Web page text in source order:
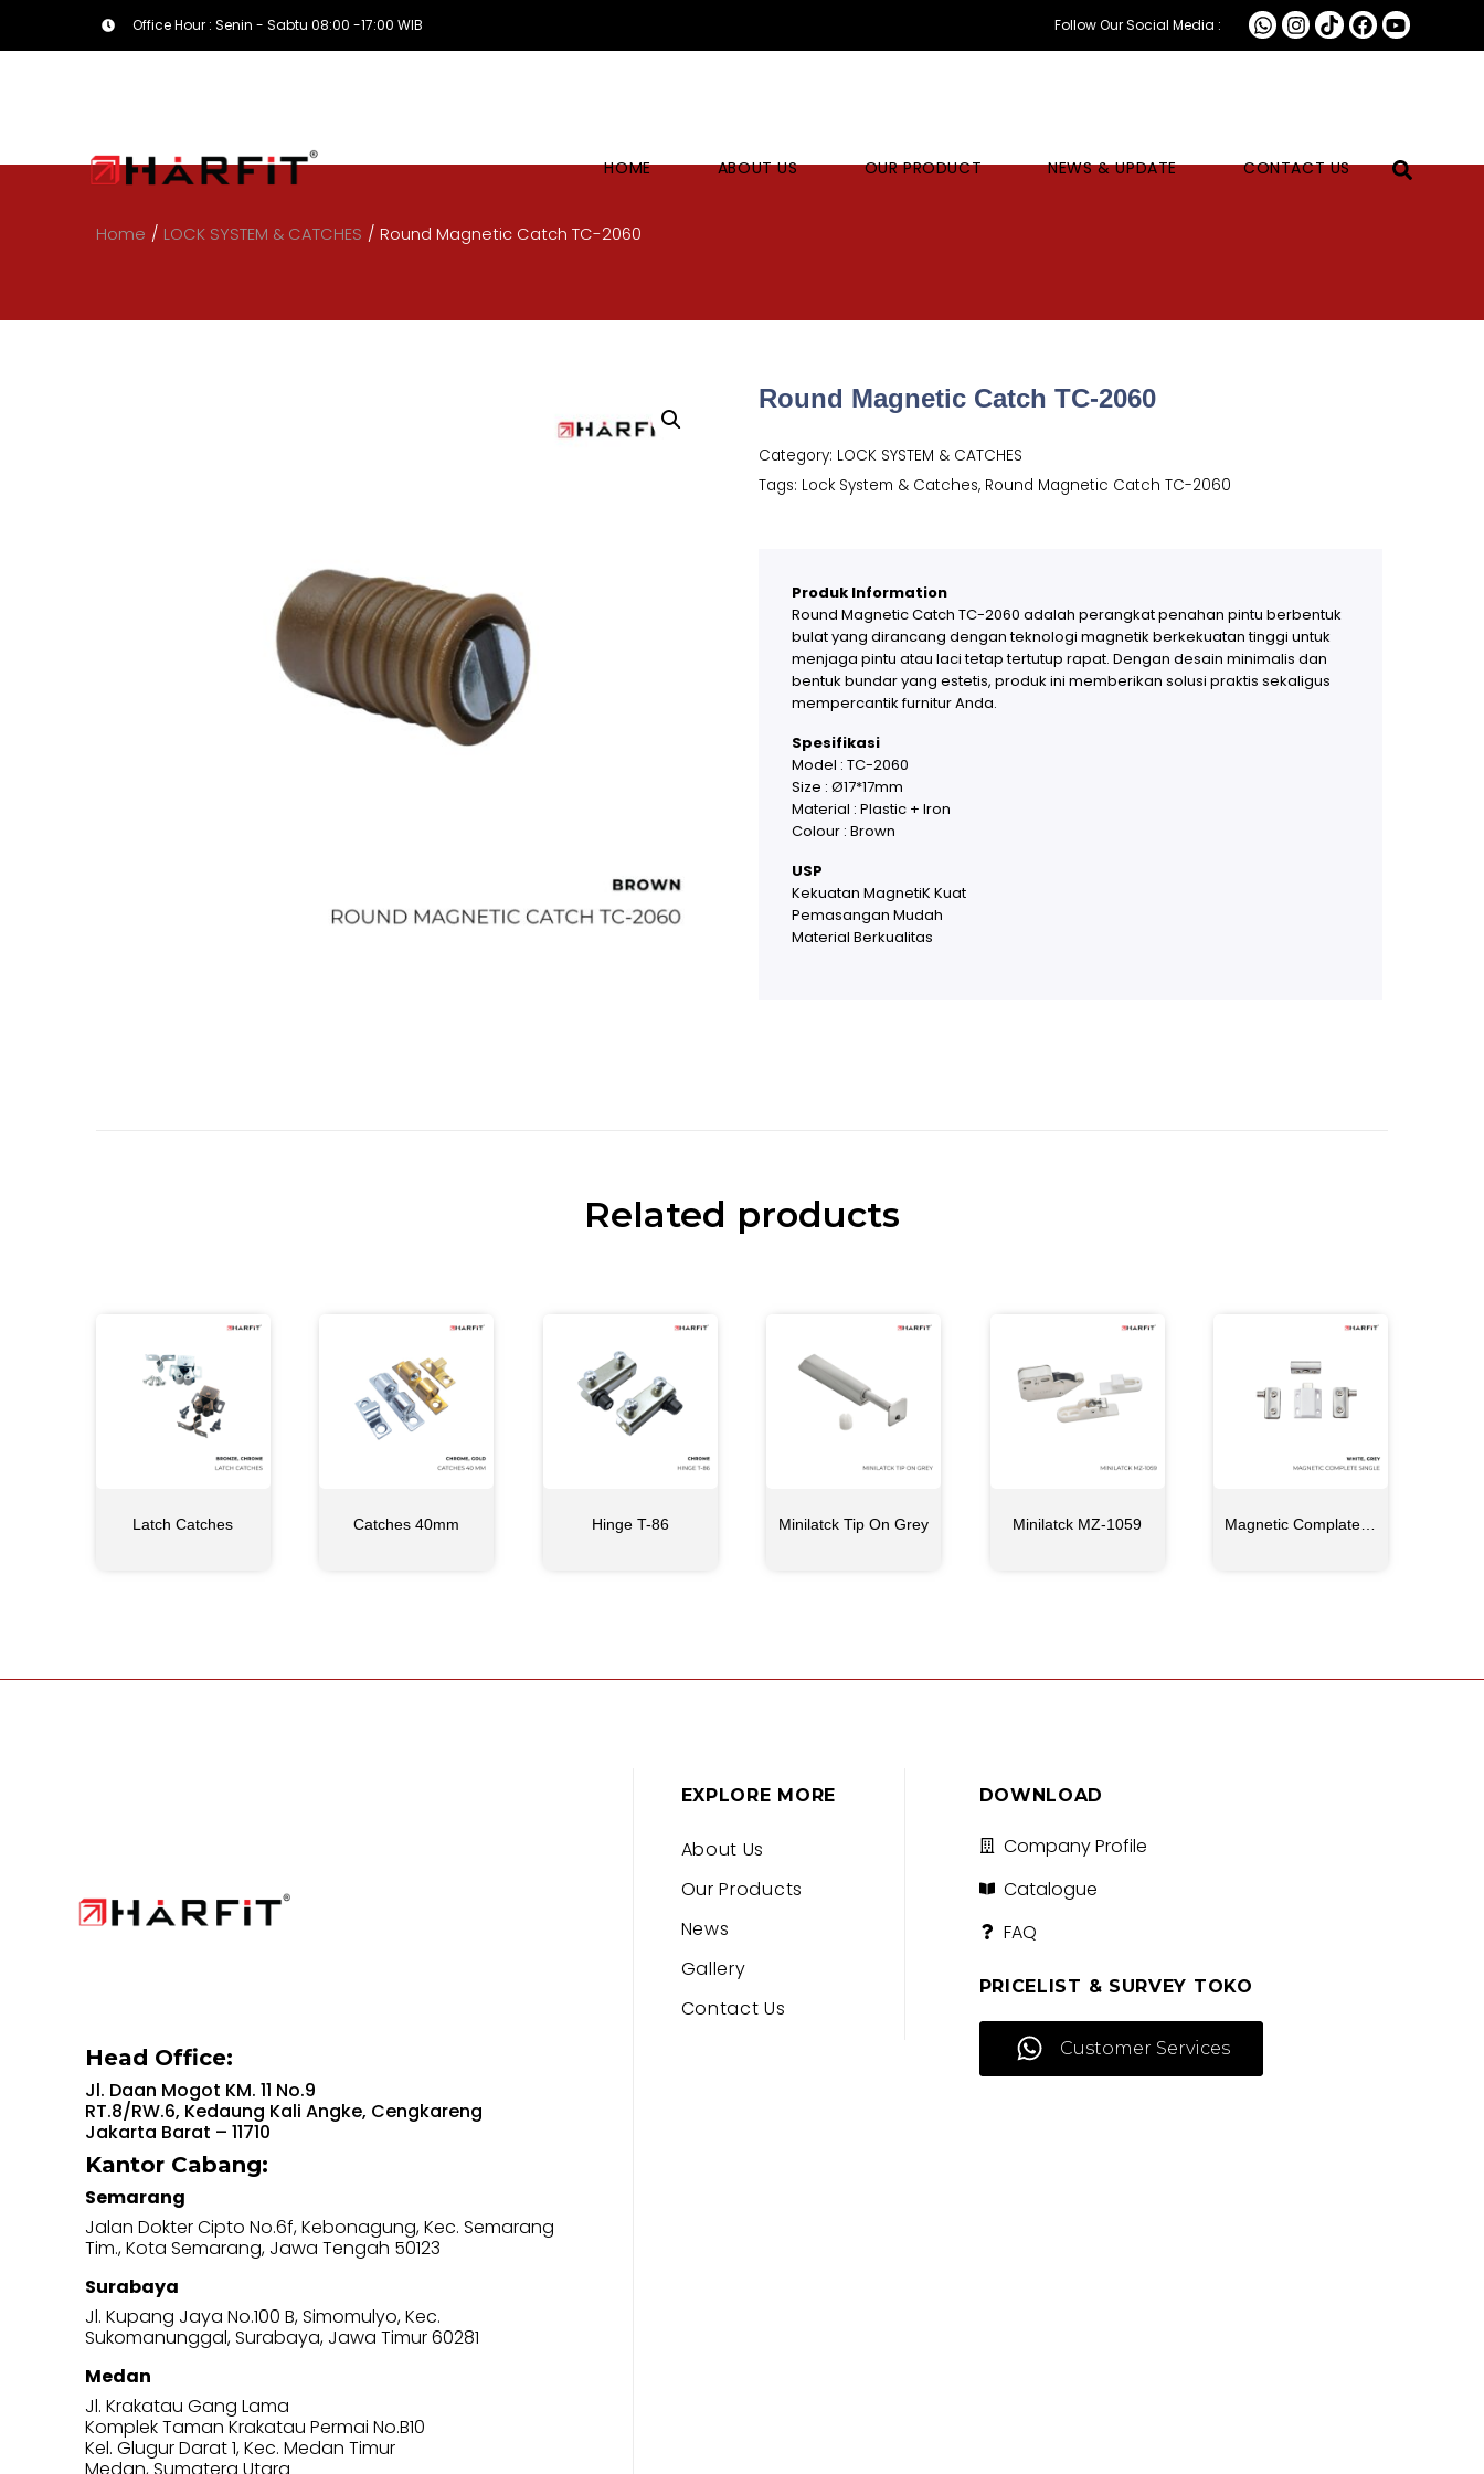
Office Hour : Senin - Sabtu 08:00 -17:00 WIB Follow Our Social Media :
HOME ABOUT US OUR PRODUCT NEWS & UPDATE CONTACT US
Home / LOCK SYSTEM & CATCHES / Round Magnetic Catch TC-2060
Round Magnetic Catch TC-2060
Category: LOCK SYSTEM & CATCHES
Tags: Lock System & Catches, Round Magnetic Catch TC-2060
Produk Information
Round Magnetic Catch TC-2060 adalah perangkat penahan pintu berbentuk
bulat yang dirancang dengan teknologi magnetik berkekuatan tinggi untuk
menjaga pintu atau laci tetap tertutup rapat. Dengan desain minimalis dan
bentuk bundar yang estetis, produk ini memberikan solusi praktis sekaligus
mempercantik furnitur Anda.
Spesifikasi
Model : TC-2060
Size : Ø17*17mm
Material : Plastic + Iron
Colour : Brown
USP
Kekuatan MagnetiK Kuat
Pemasangan Mudah
Material Berkualitas
Related products
Latch Catches Catches 40mm Hinge T-86 Minilatck Tip On Grey Minilatck MZ-1059 Magnetic Complate Single
Head Office:
Jl. Daan Mogot KM. 11 No.9
RT.8/RW.6, Kedaung Kali Angke, Cengkareng
Jakarta Barat – 11710
Kantor Cabang:
Semarang
Jalan Dokter Cipto No.6f, Kebonagung, Kec. Semarang
Tim., Kota Semarang, Jawa Tengah 50123
Surabaya
Jl. Kupang Jaya No.100 B, Simomulyo, Kec.
Sukomanunggal, Surabaya, Jawa Timur 60281
Medan
Jl. Krakatau Gang Lama
Komplek Taman Krakatau Permai No.B10
Kel. Glugur Darat 1, Kec. Medan Timur
EXPLORE MORE
About Us
Our Products
News
Gallery
Contact Us
DOWNLOAD
Company Profile
Catalogue
FAQ
PRICELIST & SURVEY TOKO
Customer Services